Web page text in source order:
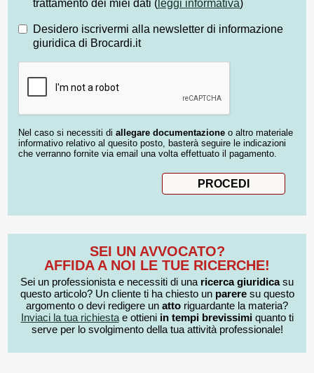
trattamento dei miei dati ( leggi informativa)
Desidero iscrivermi alla newsletter di informazione
giuridica di Brocardi.it
Nel caso si necessiti di allegare documentazione o altro materiale
informativo relativo al quesito posto, basterà seguire le indicazioni
che verranno fornite via email una volta effettuato il pagamento.
SEI UN AVVOCATO?
AFFIDA A NOI LE TUE RICERCHE!
Sei un professionista e necessiti di una ricerca giuridicasu
questo articolo? Un cliente ti ha chiesto un pareresu questo
argomento o devi redigere un atto riguardante la materia?
Inviaci la tua richiestae ottieni in tempi brevissimiquanto ti
serve per lo svolgimento della tua attività professionale!